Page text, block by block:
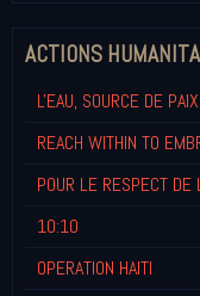
ACTIONS
L'EAU, SOURCE DE
REACH WITHIN TO
POUR LE RESPECT DE
10:10
OPERATION HAITI